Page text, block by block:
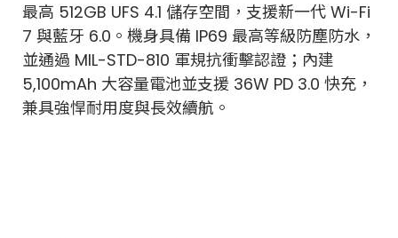
最高 512GB UFS 4.1 儲存空間，支援新一代 Wi-Fi
7 與藍牙 6.0。機身具備 IP69 最高等級防塵防水，
並通過 MIL-STD-810 軍規抗衝擊認證；內建
5,100mAh 大容量電池並支援 36W PD 3.0 快充，
兼具強悍耐用度與長效續航。